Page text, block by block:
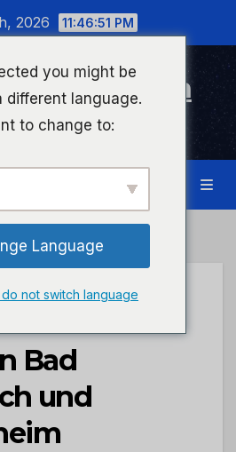
2026 11:46:51 PM
Kreuznach
für Bad Kreuznach
Mehrere
Bad
und
you might be
different language.
to change to:
Language
not switch language